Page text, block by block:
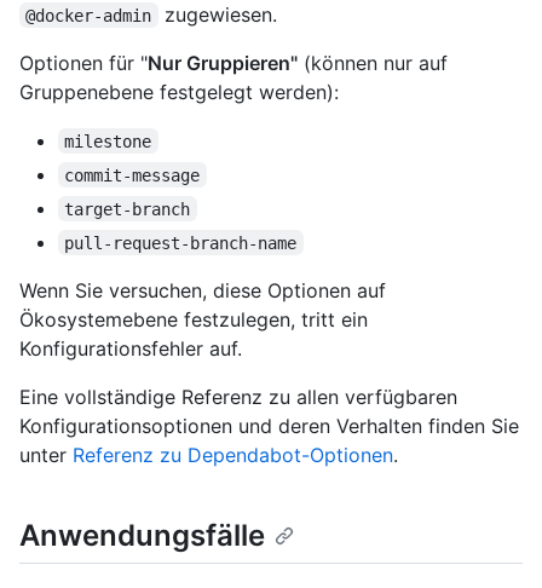
@docker-admin
zugewiesen.
Optionen für "Nur Gruppieren" (können nur auf
Gruppenebene festgelegt werden):
milestone
commit-message
target-branch
pull-request-branch-name
Wenn Sie versuchen, diese Optionen auf
Ökosystemebene festzulegen, tritt ein
Konfigurationsfehler auf.
Eine vollständige Referenz zu allen verfügbaren
Konfigurationsoptionen und deren Verhalten finden Sie
unter Referenz zu Dependabot-Optionen.
Anwendungsfälle